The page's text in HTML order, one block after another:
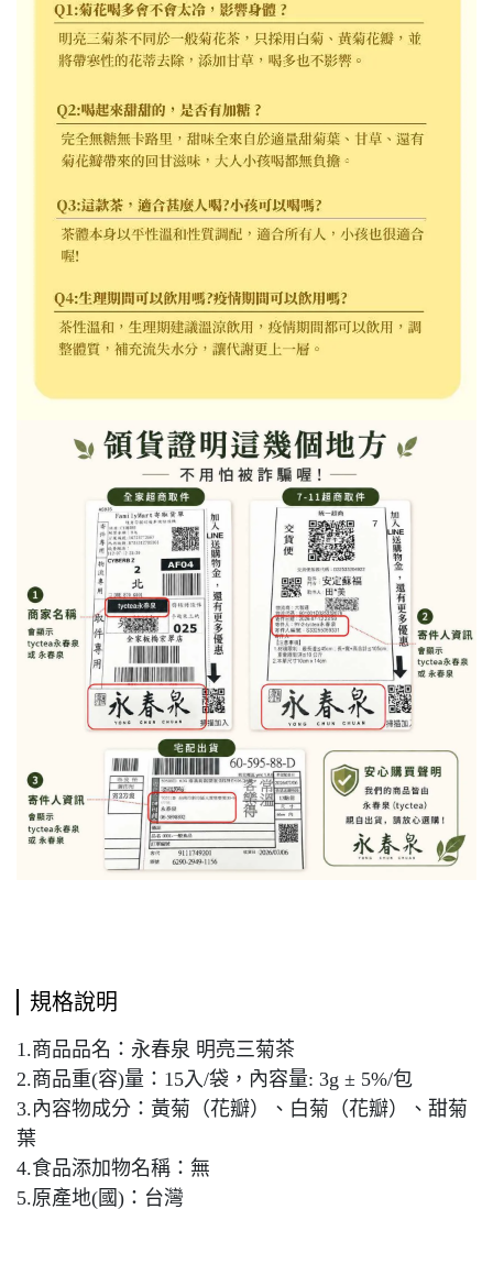
規格說明
1.商品品名：永春泉 明亮三菊茶
2.商品重(容)量：15入/袋，內容量: 3g ± 5%/包
3.內容物成分：黃菊（花瓣）、白菊（花瓣）、甜菊
葉
4.食品添加物名稱：無
5.原產地(國)：台灣